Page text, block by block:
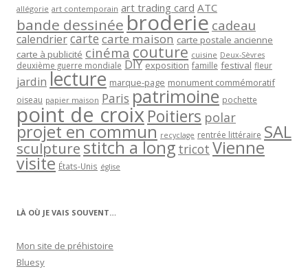
allégorie art contemporain art trading card ATC
bande dessinée broderie cadeau
calendriercartecarte maison carte postale ancienne
carte à publicité cinéma couture cuisine Deux-Sèvres
deuxième guerre mondiale DIY exposition famille festival fleur
jardin lecture marque-page monument commémoratif
oiseau papier maison Paris patrimoine pochette
point de croixPoitiers polar
projet en commun recyclage rentrée littéraire SAL
sculpturestitch a long tricot Vienne
visite États-Unis église
LÀ OÙ JE VAIS SOUVENT…
Mon site de préhistoire
Bluesy